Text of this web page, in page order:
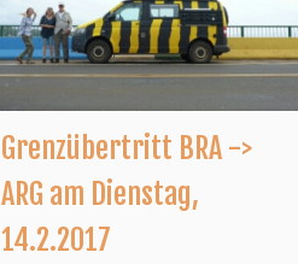
Grenzübertritt BRA ->
ARG am Dienstag,
14.2.2017